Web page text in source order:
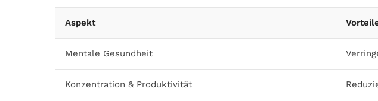
Aspekt
Mentale Gesundheit
Konzentration & Produktivität